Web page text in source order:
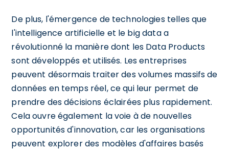
De plus, l'émergence de technologies telles que
l'intelligence artificielle et le big data a
révolutionné la manière dont les Data Products
sont développés et utilisés. Les entreprises
peuvent désormais traiter des volumes massifs de
données en temps réel, ce qui leur permet de
prendre des décisions éclairées plus rapidement.
Cela ouvre également la voie à de nouvelles
opportunités d'innovation, car les organisations
peuvent explorer des modèles d'affaires basés